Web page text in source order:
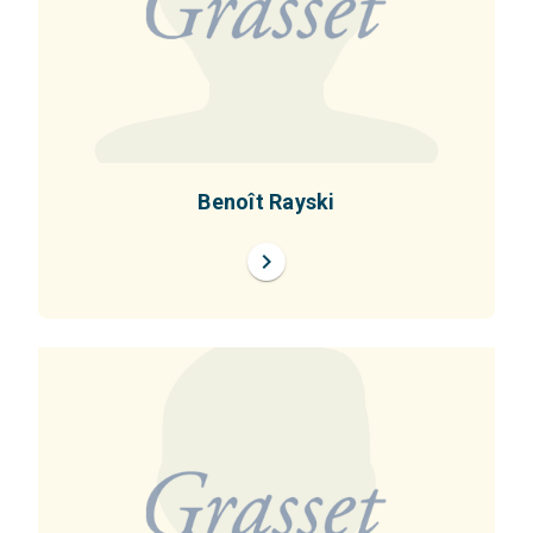
Benoît Rayski
chevron_right